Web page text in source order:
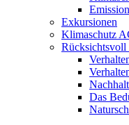
Exkursionen
Klimaschutz
Das